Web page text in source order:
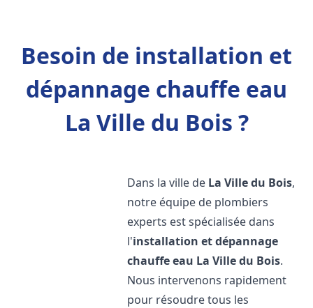
Besoin de installation et
dépannage chauffe eau
La Ville du Bois ?
Dans la ville de La Ville du Bois,
notre équipe de plombiers
experts est spécialisée dans
l'installation et dépannage
chauffe eau La Ville du Bois.
Nous intervenons rapidement
pour résoudre tous les